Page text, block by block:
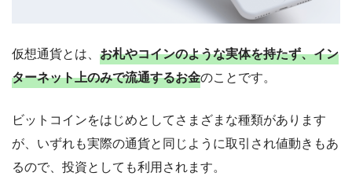
仮想通貨とは、 お札やコインのような実体を持たず、イン
ターネット上のみで流通するお金のことです。
ビットコインをはじめとしてさまざまな種類があります
が、いずれも実際の通貨と同じように取引され値動きもあ
るので、投資としても利用されます。